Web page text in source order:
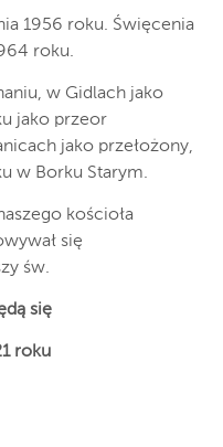
1956 roku. Święcenia
roku.
w Gidlach jako
jako przeor
jako przełożony,
w Borku Starym.
kościoła
się
św.
się
roku